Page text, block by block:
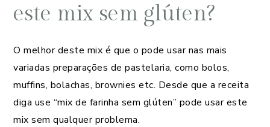
este mix sem glúten?
O melhor deste mix é que o pode usar nas mais
variadas preparações de pastelaria, como bolos,
muffins, bolachas, brownies etc. Desde que a receita
diga use “mix de farinha sem glúten” pode usar este
mix sem qualquer problema.